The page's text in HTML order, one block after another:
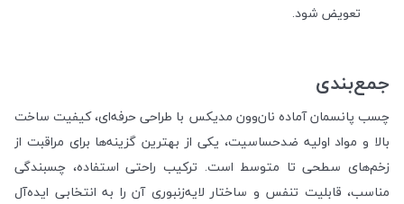
تعویض شود.
جمع‌بندی
چسب پانسمان آماده نان‌وون مدیکس با طراحی حرفه‌ای، کیفیت ساخت
بالا و مواد اولیه ضدحساسیت، یکی از بهترین گزینه‌ها برای مراقبت از
زخم‌های سطحی تا متوسط است. ترکیب راحتی استفاده، چسبندگی
مناسب، قابلیت تنفس و ساختار لایه‌زنبوری آن را به انتخابی ایده‌آل